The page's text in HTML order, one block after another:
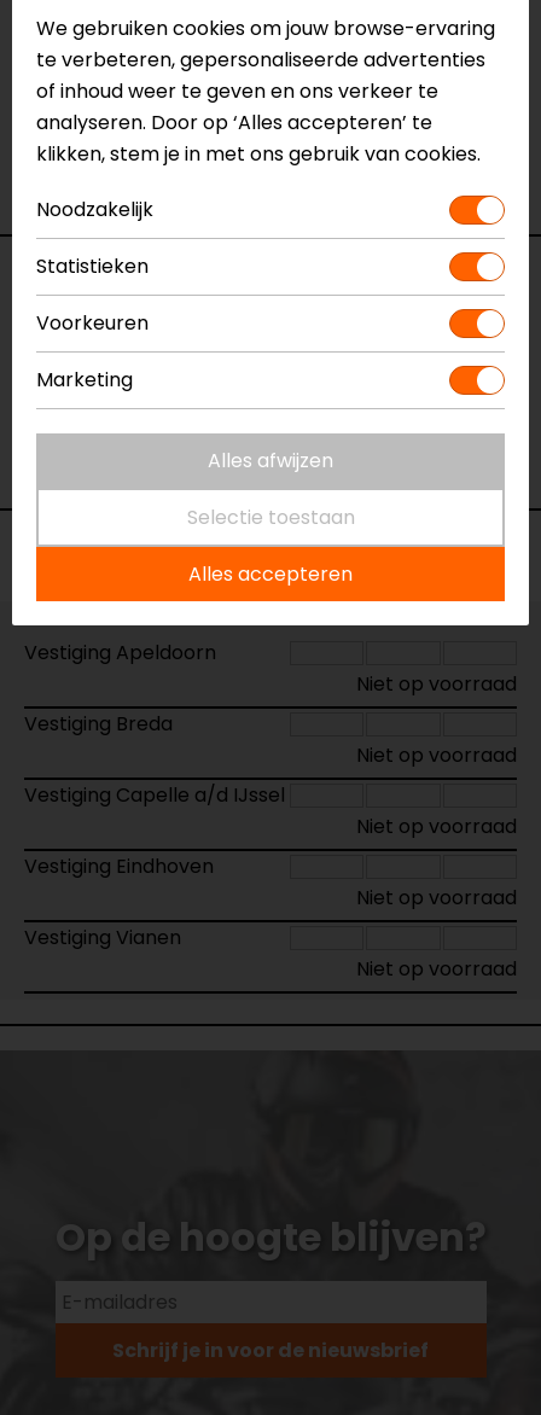
Neem dancontactmet ons op of kom langs in één
vanonze winkelsin Breda, Capelle aan den IJssel,
Eindhoven, Vianen of Apeldoorn. In de winkels kun je
het product bekijken & passen en staan onze
verkoopmedewerkers voor je klaar met advies.
Specificaties
Model
Merk
Barracuda
Kleur
Donker getint
Voorraad
Vestiging Apeldoorn
Niet op voorraad
Vestiging Breda
Niet op voorraad
Vestiging Capelle a/d IJssel
Niet op voorraad
Vestiging Eindhoven
Niet op voorraad
Vestiging Vianen
Niet op voorraad
Op de hoogte blijven?
Schrijf je in voor de nieuwsbrief
We gebruiken cookies om jouw browse-ervaring
te verbeteren, gepersonaliseerde advertenties
of inhoud weer te geven en ons verkeer te
analyseren. Door op ‘Alles accepteren’ te
klikken, stem je in met ons gebruik van cookies.
Noodzakelijk
Statistieken
Voorkeuren
Marketing
Alles afwijzen
Selectie toestaan
Alles accepteren